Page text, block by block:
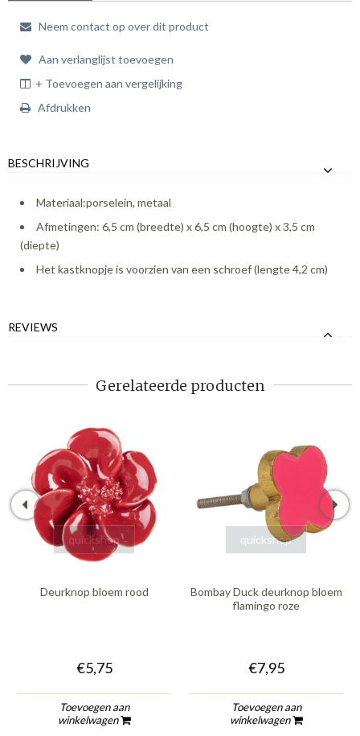
Neem contact op over dit product
Aan verlanglijst toevoegen
+ Toevoegen aan vergelijking
Afdrukken
BESCHRIJVING
Materiaal:porselein, metaal
Afmetingen: 6,5 cm (breedte) x 6,5 cm (hoogte) x 3,5 cm
(diepte)
Het kastknopje is voorzien van een schroef (lengte 4,2 cm)
REVIEWS
Gerelateerde producten
quickshop
Deurknop bloem rood
€5,75
Toevoegen aan
winkelwagen
quickshop
Bombay Duck deurknop bloem
flamingo roze
€7,95
Toevoegen aan
winkelwagen